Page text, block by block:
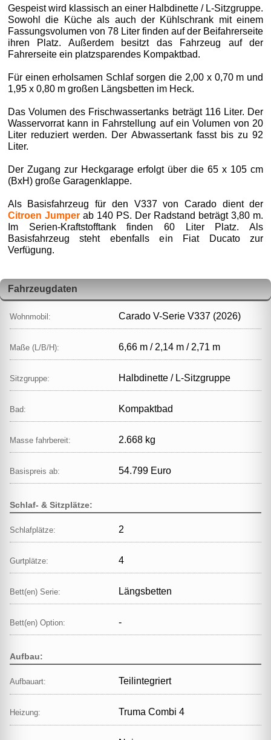
Gespeist wird klassisch an einer Halbdinette / L-Sitzgruppe.
Sowohl die Küche als auch der Kühlschrank mit einem
Fassungsvolumen von 78 Liter finden auf der Beifahrerseite
ihren Platz. Außerdem besitzt das Fahrzeug auf der
Fahrerseite ein platzsparendes Kompaktbad.
Für einen erholsamen Schlaf sorgen die 2,00 x 0,70 m und
1,95 x 0,80 m großen Längsbetten im Heck.
Das Volumen des Frischwassertanks beträgt 116 Liter. Der
Wasservorrat kann in Fahrstellung auf ein Volumen von 20
Liter reduziert werden. Der Abwassertank fasst bis zu 92
Liter.
Der Zugang zur Heckgarage erfolgt über die 65 x 105 cm
(BxH) große Garagenklappe.
Als Basisfahrzeug für den V337 von Carado dient der
Citroen Jumperab 140 PS. Der Radstand beträgt 3,80 m.
Im Serien-Kraftstofftank finden 60 Liter Platz. Als
Basisfahrzeug steht ebenfalls ein Fiat Ducato zur
Verfügung.
Fahrzeugdaten
Wohnmobil: Carado V-Serie V337 (2026)
Maße (L/B/H): 6,66 m / 2,14 m / 2,71 m
Sitzgruppe: Halbdinette / L‑Sitzgruppe
Bad: Kompaktbad
Masse fahrbereit: 2.668 kg
Basispreis ab: 54.799 Euro
Schlaf- & Sitzplätze:
Schlafplätze: 2
Gurtplätze: 4
Bett(en) Serie: Längsbetten
Bett(en) Option: -
Aufbau:
Aufbauart: Teilintegriert
Heizung: Truma Combi 4